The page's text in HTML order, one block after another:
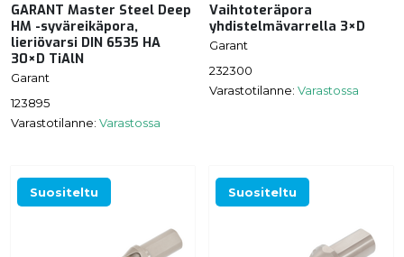
GARANT Master Steel Deep
HM -syväreikäpora,
lieriövarsi DIN 6535 HA
30×D TiAlN
Garant
123895
Varastotilanne: Varastossa
Vaihtoteräpora
yhdistelmävarrella 3×D
Garant
232300
Varastotilanne: Varastossa
Suositeltu Suositeltu